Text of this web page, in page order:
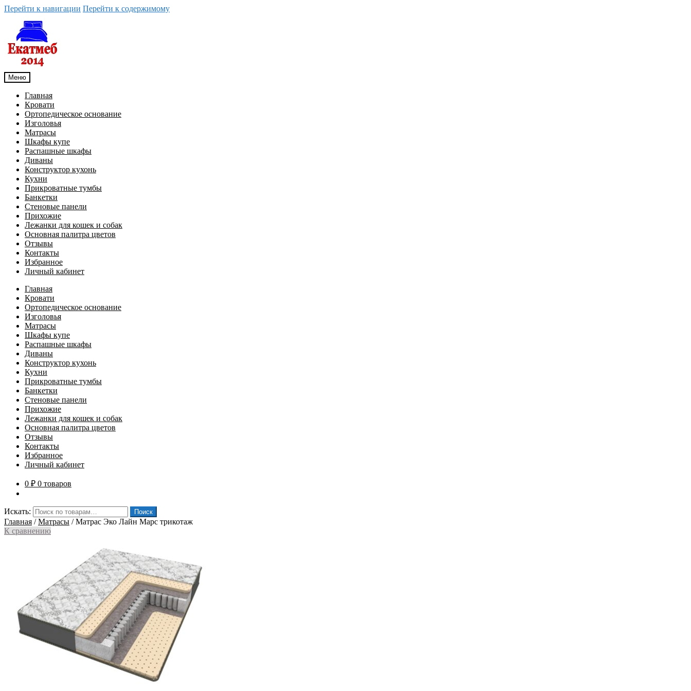
Перейти к навигации Перейти к содержимому
Меню
Главная
Кровати
Ортопедическое основание
Изголовья
Матрасы
Шкафы купе
Распашные шкафы
Диваны
Конструктор кухонь
Кухни
Прикроватные тумбы
Банкетки
Стеновые панели
Прихожие
Лежанки для кошек и собак
Основная палитра цветов
Отзывы
Контакты
Избранное
Личный кабинет
Главная
Кровати
Ортопедическое основание
Изголовья
Матрасы
Шкафы купе
Распашные шкафы
Диваны
Конструктор кухонь
Кухни
Прикроватные тумбы
Банкетки
Стеновые панели
Прихожие
Лежанки для кошек и собак
Основная палитра цветов
Отзывы
Контакты
Избранное
Личный кабинет
0 ₽ 0 товаров
Искать: Поиск
Главная /Матрасы /Матрас Эко Лайн Марс трикотаж
К сравнению